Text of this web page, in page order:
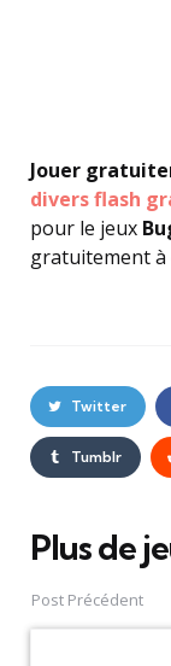
Jouer
divers flash
pour le jeux
gratuitement à
Twitter
Tumblr
Plus de
Post
navigation
Post Précédent